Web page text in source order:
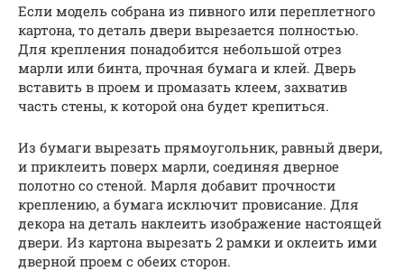
Если модель собрана из пивного или переплетного
картона, то деталь двери вырезается полностью.
Для крепления понадобится небольшой отрез
марли или бинта, прочная бумага и клей. Дверь
вставить в проем и промазать клеем, захватив
часть стены, к которой она будет крепиться.
Из бумаги вырезать прямоугольник, равный двери,
и приклеить поверх марли, соединяя дверное
полотно со стеной. Марля добавит прочности
креплению, а бумага исключит провисание. Для
декора на деталь наклеить изображение настоящей
двери. Из картона вырезать 2 рамки и оклеить ими
дверной проем с обеих сторон.